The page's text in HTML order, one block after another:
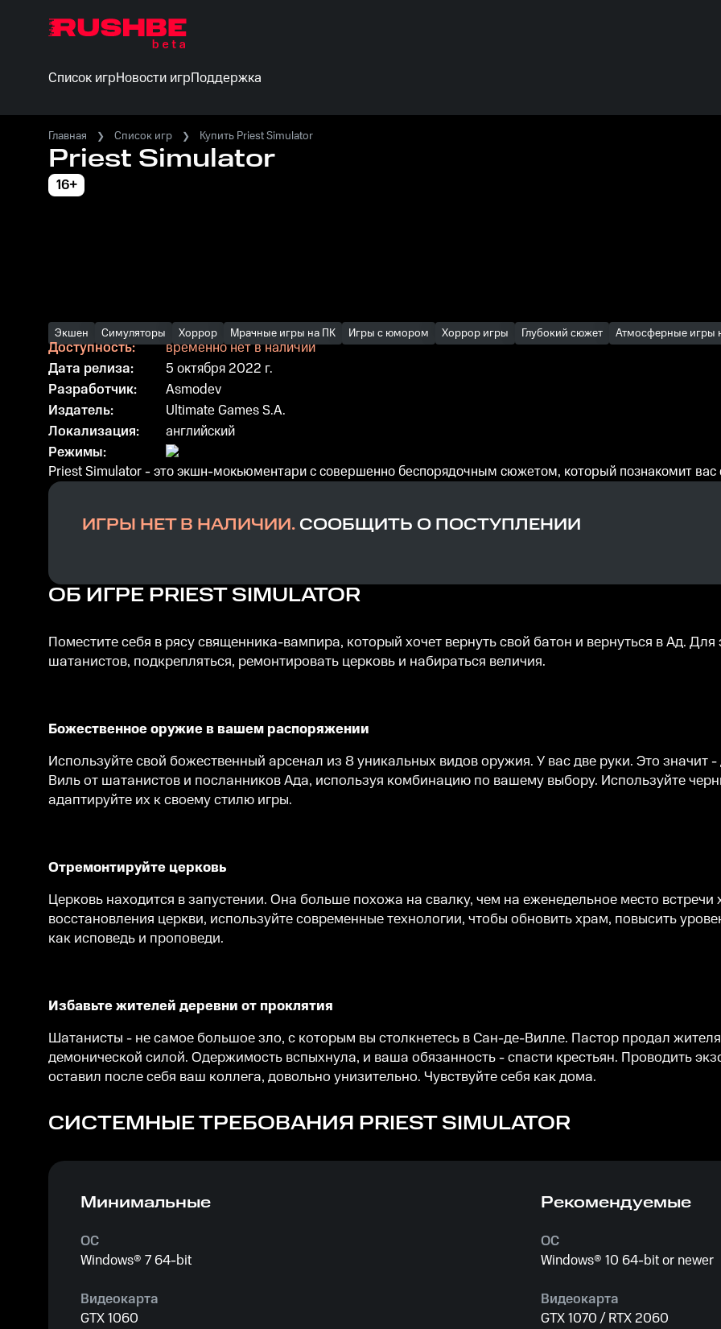
Список игрНовости игрПоддержка
Главная Список игр Купить Priest Simulator
Priest Simulator
16+
Экшен Симуляторы Хоррор Мрачные игры на ПК Игры с юмором Хоррор игры Глубокий сюжет Атмосферные игры
Доступность:
временно нет в наличии
Дата релиза:
5 октября 2022 г.
Разработчик:
Asmodev
Издатель:
Ultimate Games S.A.
Локализация:
английский
Режимы:
Priest Simulator - это экшн-мокьюментари с совершенно беспорядочным сюжетом, который познакомит
ИГРЫ НЕТ В НАЛИЧИИ. СООБЩИТЬ О ПОСТУПЛЕНИИ
ОБ ИГРЕ PRIEST SIMULATOR
Поместите себя в рясу священника-вампира, который хочет вернуть свой батон и вернуться в Ад.
шатанистов, подкрепляться, ремонтировать церковь и набираться величия.
Божественное оружие в вашем распоряжении
Используйте свой божественный арсенал из 8 уникальных видов оружия. У вас две руки. Это
Виль от шатанистов и посланников Ада, используя комбинацию по вашему выбору. Используйте
адаптируйте их к своему стилю игры.
Отремонтируйте церковь
Церковь находится в запустении. Она больше похожа на свалку, чем на еженедельное место встречи
восстановления церкви, используйте современные технологии, чтобы обновить храм, повысить
как исповедь и проповеди.
Избавьте жителей деревни от проклятия
Шатанисты - не самое большое зло, с которым вы столкнетесь в Сан-де-Вилле. Пастор продал
демонической силой. Одержимость вспыхнула, и ваша обязанность - спасти крестьян. Проводить
оставил после себя ваш коллега, довольно унизительно. Чувствуйте себя как дома.
СИСТЕМНЫЕ ТРЕБОВАНИЯ PRIEST SIMULATOR
Минимальные
ОС
Windows® 7 64-bit
Видеокарта
GTX 1060
Рекомендуемые
ОС
Windows® 10 64-bit or newer
Видеокарта
GTX 1070 / RTX 2060